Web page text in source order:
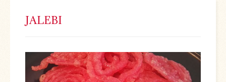
JALEBI